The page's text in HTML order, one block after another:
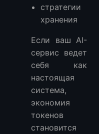
стратегии
хранения
Если ваш AI-
сервис ведет
себя как
настоящая
система,
экономия
токенов
становится